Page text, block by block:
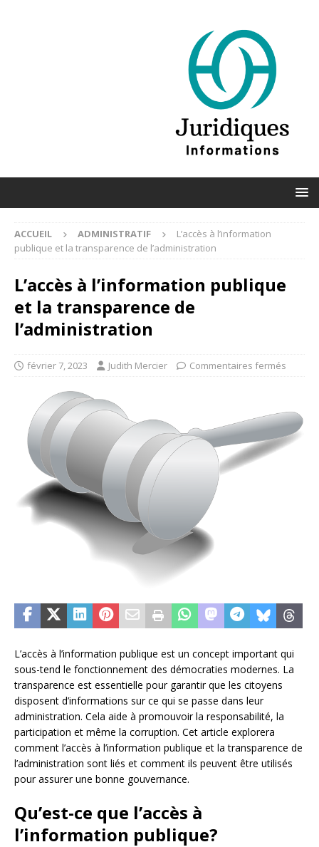
ACCUEIL ADMINISTRATIF
L’accès à l’information
publique et la transparence de l’administration
L’accès à l’information publique
et la transparence de
l’administration
février 7, 2023 Judith Mercier Commentaires fermés
L’accès à l’information publique est un concept important qui
sous-tend le fonctionnement des démocraties modernes. La
transparence est essentielle pour garantir que les citoyens
disposent d’informations sur ce qui se passe dans leur
administration. Cela aide à promouvoir la responsabilité, la
participation et même la corruption. Cet article explorera
comment l’accès à l’information publique et la transparence de
l’administration sont liés et comment ils peuvent être utilisés
pour assurer une bonne gouvernance.
Qu’est-ce que l’accès à
l’information publique?